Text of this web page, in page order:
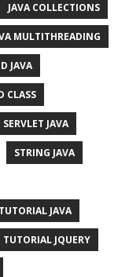
JAVA COLLECTIONS
MULTITHREADING
JAVA
CLASS
SERVLET JAVA
STRING JAVA
TUTORIAL JAVA
TUTORIAL JQUERY